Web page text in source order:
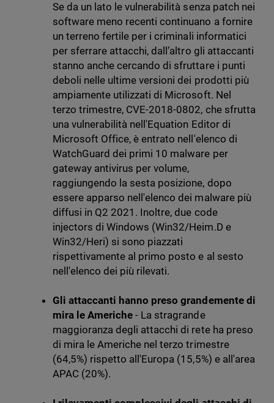
Se da un lato le vulnerabilità senza patch nei
software meno recenti continuano a fornire
un terreno fertile per i criminali informatici
per sferrare attacchi, dall’altro gli attaccanti
stanno anche cercando di sfruttare i punti
deboli nelle ultime versioni dei prodotti più
ampiamente utilizzati di Microsoft. Nel
terzo trimestre, CVE-2018-0802, che sfrutta
una vulnerabilità nell'Equation Editor di
Microsoft Office, è entrato nell'elenco di
WatchGuard dei primi 10 malware per
gateway antivirus per volume,
raggiungendo la sesta posizione, dopo
essere apparso nell'elenco dei malware più
diffusi in Q2 2021. Inoltre, due code
injectors di Windows (Win32/Heim.D e
Win32/Heri) si sono piazzati
rispettivamente al primo posto e al sesto
nell'elenco dei più rilevati.
Gli attaccanti hanno preso grandemente di
mira le Americhe - La stragrande
maggioranza degli attacchi di rete ha preso
di mira le Americhe nel terzo trimestre
(64,5%) rispetto all'Europa (15,5%) e all'area
APAC (20%).